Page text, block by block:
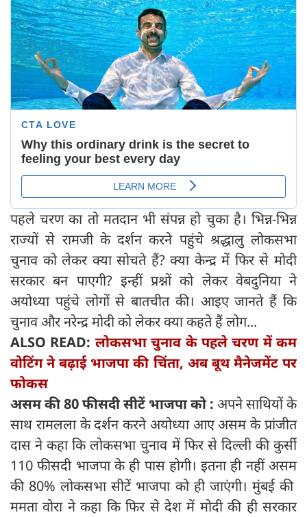
पहले चरण का तो मतदान भी संपन्न हो चुका है। भिन्न-भिन्न
राज्यों से रामजी के दर्शन करने पहुंचे श्रद्धालु लोकसभा
चुनाव को लेकर क्या सोचते हैं? क्या केन्द्र में फिर से मोदी
सरकार बन पाएगी? इन्हीं प्रश्नों को लेकर वेबदुनिया ने
अयोध्या पहुंचे लोगों से बातचीत की। आइए जानते हैं कि
चुनाव और नरेन्द्र मोदी को लेकर क्या कहते हैं लोग...
ALSO READ: लोकसभा चुनाव के पहले चरण में कम
वोटिंग ने बढ़ाई भाजपा की चिंता, अब बूथ मैनेजमेंट पर
फोकस
असम की 80 फीसदी सीटें भाजपा को : अपने साथियों के
साथ रामलला के दर्शन करने अयोध्या आए असम के प्रांजीत
दास ने कहा कि लोकसभा चुनाव में फिर से दिल्ली की कुर्सी
110 फीसदी भाजपा के ही पास होगी। इतना ही नहीं असम
की 80% लोकसभा सीटें भाजपा को ही जाएंगी। मुंबई की
ममता वोरा ने कहा कि फिर से देश में मोदी की ही सरकार